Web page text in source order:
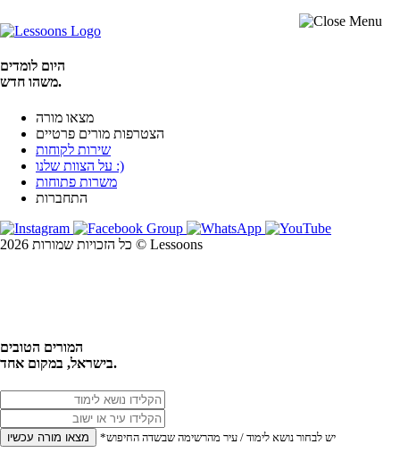
היום לומדים
משהו חדש.
מצאו מורה
הצטרפות מורים פרטיים
שירות לקוחות
על הצוות שלנו :)
משרות פתוחות
התחברות
כל הזכויות שמורות 2026 © Lessoons
המורים הטובים
בישראל, במקום אחד.
מצאו מורה עכשיו *יש לבחור נושא לימוד / עיר מהרשימה שבשדה החיפוש